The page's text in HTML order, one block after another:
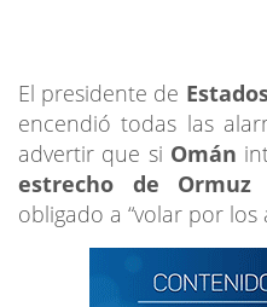
El presidente de
encendió todas las
advertir que si Omán
estrecho de Ormuz
obligado a “volar por los